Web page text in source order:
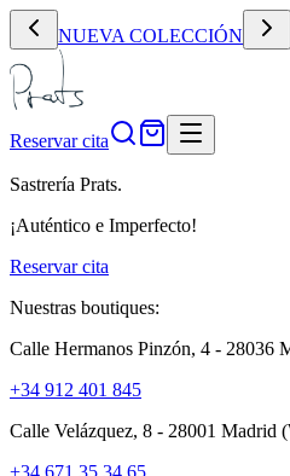
NUEVA COLECCIÓN
Reservar cita
Sastrería Prats.
¡Auténtico e Imperfecto!
Reservar cita
Nuestras boutiques:
Calle Hermanos Pinzón, 4 - 28036
+34 912 401 845
Calle Velázquez, 8 - 28001 Madrid
+34 671 35 34 65